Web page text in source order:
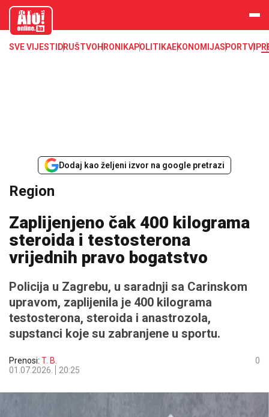
aloonline.b
SVE VIJESTI DRUŠTVOHRONIKAPOLITIKAEKONOMIJASPORTVIP
Dodaj kao željeni izvor na google pretrazi
Region
Zaplijenjeno čak 400 kilograma
steroida i testosterona
vrijednih pravo bogatstvo
Policija u Zagrebu, u saradnji sa Carinskom
upravom, zaplijenila je 400 kilograma
testosterona, steroida i anastrozola,
supstanci koje su zabranjene u sportu.
Prenosi: T. B.
01.07.2026.
20:25
0